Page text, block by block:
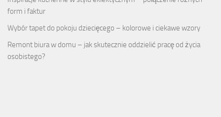
form i faktur
Wybór tapet do pokoju dziecięcego – kolorowe i ciekawe wzory
Remont biura w domu – jak skutecznie oddzielić pracę od życia
osobistego?